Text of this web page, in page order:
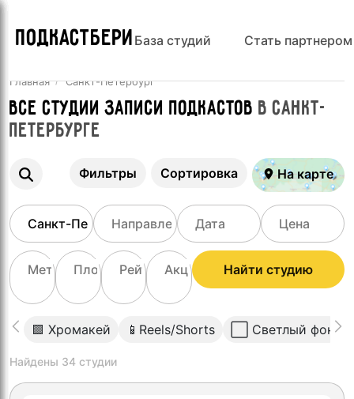
ПОДКАСТБЕРИ База студий Стать партнером
Главная Санкт-Петербург
Все Студии записи подкастов в Санкт-
Петербурге
Фильтры Сортировка На карте
Найти студию
🟩 Хромакей 📱Reels/Shorts ⬜️ Светлый фон
Найдены 34 студии